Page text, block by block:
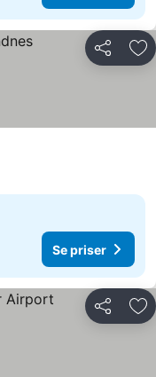
Del
Se priser
Del